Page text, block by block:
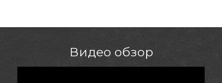
Видео обзор